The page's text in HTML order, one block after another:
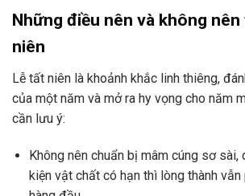
Những điều nên và không
niên
Lễ tất niên là khoảnh khắc linh thiêng,
của một năm và mở ra hy vọng cho năm
cần lưu ý:
Không nên chuẩn bị mâm cúng sơ sài,
kiện vật chất có hạn thì lòng thành